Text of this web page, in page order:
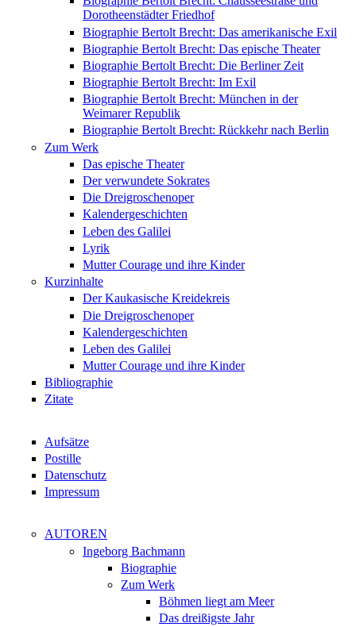
Dorotheenstädter Friedhof
Biographie Bertolt Brecht: Das amerikanische Exil
Biographie Bertolt Brecht: Das epische Theater
Biographie Bertolt Brecht: Die Berliner Zeit
Biographie Bertolt Brecht: Im Exil
Biographie Bertolt Brecht: München in der
Weimarer Republik
Biographie Bertolt Brecht: Rückkehr nach Berlin
Zum Werk
Das epische Theater
Der verwundete Sokrates
Die Dreigroschenoper
Kalendergeschichten
Leben des Galilei
Lyrik
Mutter Courage und ihre Kinder
Kurzinhalte
Der Kaukasische Kreidekreis
Die Dreigroschenoper
Kalendergeschichten
Leben des Galilei
Mutter Courage und ihre Kinder
Bibliographie
Zitate
Aufsätze
Postille
Datenschutz
Impressum
AUTOREN
Ingeborg Bachmann
Biographie
Zum Werk
Böhmen liegt am Meer
Das dreißigste Jahr